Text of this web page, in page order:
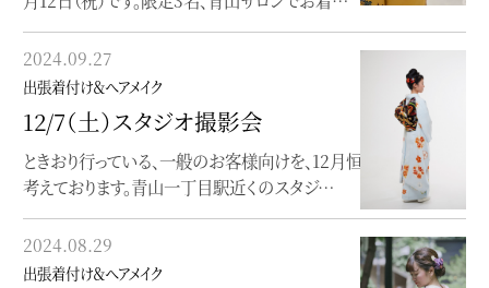
2024.09.27
出張着付け＆ヘアメイク
12/7（土）スタジオ撮影会
ときおり行っている、一般のお客様向けを、12月恒例にしたいと
考えております。青山一丁目駅近くのスタジ…
2024.08.29
出張着付け＆ヘアメイク
3名様を予定しております。着付けは、森由香…
2019.01.16
出張着付け＆ヘアメイク
成人の日2019
こちらのお嬢さんは、成人式当日と前撮り両方をお手伝いさせて
頂きました。すっきりとした柄付の振袖に、…
2018.11.28